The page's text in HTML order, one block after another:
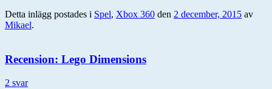
Detta inlägg postades i Spel, Xbox 360 den 2 december, 2015 av
Mikael.
Recension: Lego Dimensions
2 svar